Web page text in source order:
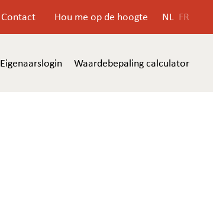
Contact Hou me op de hoogte NL FR
Eigenaarslogin Waardebepaling calculator